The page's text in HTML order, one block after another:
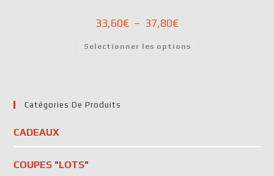
33,60€ – 37,80€
Selectionner les options
Catégories De Produits
CADEAUX
COUPES "LOTS"